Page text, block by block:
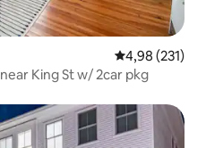
Prosječna
4,98 (231)
King St w/ 2car pkg